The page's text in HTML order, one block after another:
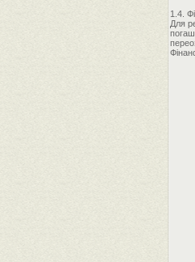
1.4.
Для